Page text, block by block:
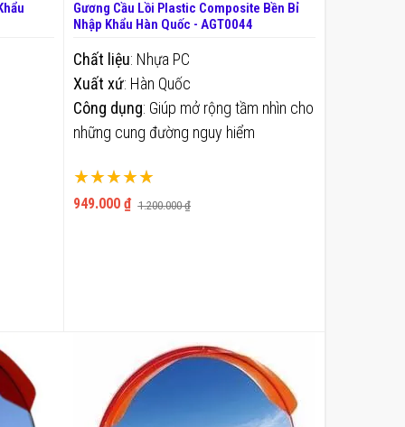
Gương Cầu Lồi Plastic Composite Bền Bỉ
Nhập Khẩu Hàn Quốc - AGT0044
Xếp hạng:
100%
949.000 ₫ 1.200.000 ₫
Chất liệu: Nhựa PC
Xuất xứ: Hàn Quốc
Công dụng: Giúp mở rộng tầm nhìn cho
những cung đường nguy hiểm